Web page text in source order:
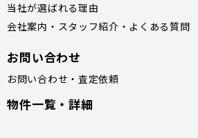
当社が選ばれる理由
会社案内・スタッフ紹介・よくある質問
お問い合わせ
お問い合わせ・査定依頼
物件一覧・詳細